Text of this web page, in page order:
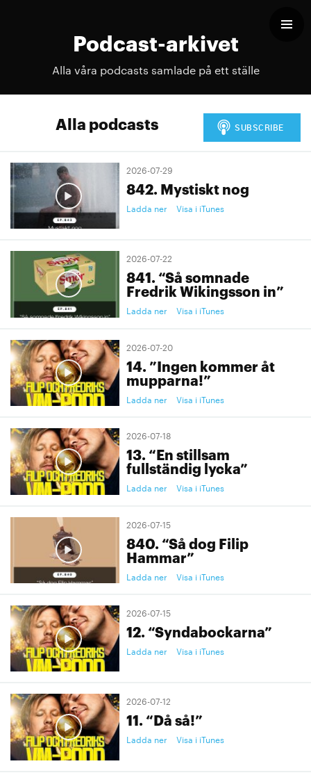
Podcast-arkivet
Alla våra podcasts samlade på ett ställe
Alla podcasts
2026-07-29
842. Mystiskt nog
Ladda ner Visa i iTunes
2026-07-22
841. “Så somnade
Fredrik Wikingsson in”
Ladda ner Visa i iTunes
2026-07-20
14. ”Ingen kommer åt
mupparna!”
Ladda ner Visa i iTunes
2026-07-18
13. “En stillsam
fullständig lycka”
Ladda ner Visa i iTunes
2026-07-15
840. “Så dog Filip
Hammar”
Ladda ner Visa i iTunes
2026-07-15
12. “Syndabockarna”
Ladda ner Visa i iTunes
2026-07-12
11. “Då så!”
Ladda ner Visa i iTunes